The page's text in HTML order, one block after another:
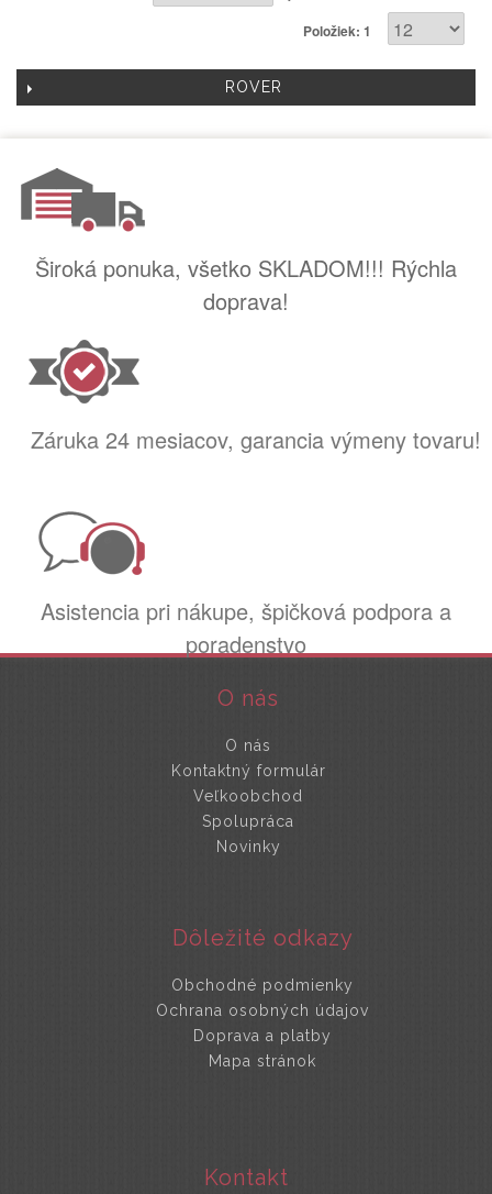
Položiek: 1
ROVER
Široká ponuka, všetko SKLADOM!!! Rýchla
doprava!
Záruka 24 mesiacov, garancia výmeny tovaru!
Asistencia pri nákupe, špičková podpora a
poradenstvo
O nás
O nás
Kontaktný formulár
Veľkoobchod
Spolupráca
Novinky
Dôležité odkazy
Obchodné podmienky
Ochrana osobných údajov
Doprava a platby
Mapa stránok
Kontakt